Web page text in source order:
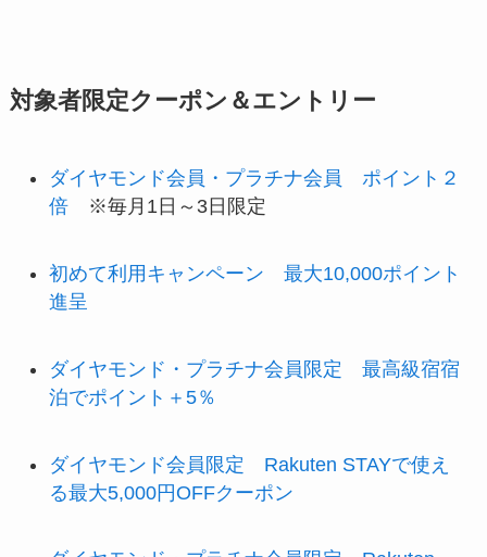
対象者限定クーポン＆エントリー
ダイヤモンド会員・プラチナ会員 ポイント２
倍※毎月1日～3日限定
初めて利用キャンペーン 最大10,000ポイント
進呈
ダイヤモンド・プラチナ会員限定 最高級宿宿
泊でポイント＋5％
ダイヤモンド会員限定 Rakuten STAYで使え
る最大5,000円OFFクーポン